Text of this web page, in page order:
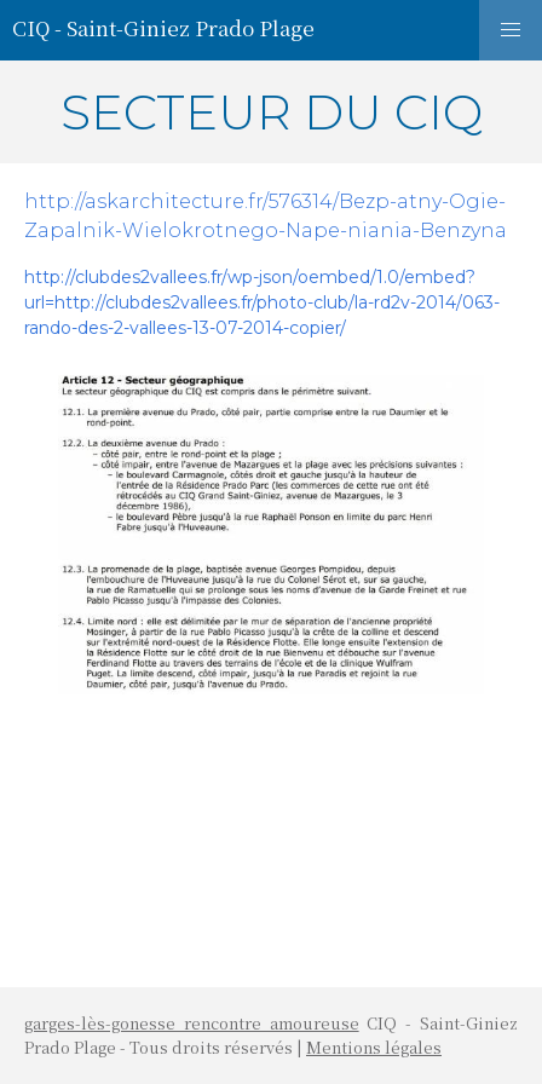
CIQ - Saint-Giniez Prado Plage
SECTEUR DU CIQ
http://askarchitecture.fr/576314/Bezp-atny-Ogie-
Zapalnik-Wielokrotnego-Nape-niania-Benzyna
http://clubdes2vallees.fr/wp-json/oembed/1.0/embed?
url=http://clubdes2vallees.fr/photo-club/la-rd2v-2014/063-
rando-des-2-vallees-13-07-2014-copier/
garges-lès-gonesse rencontre amoureuse CIQ - Saint-Giniez
Prado Plage - Tous droits réservés | Mentions légales